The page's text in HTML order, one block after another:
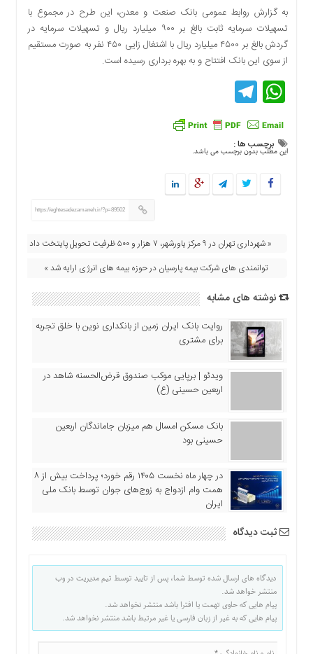
دسترسی
سریع
تماس
درباره
پلیس،امنیت
اجتماعی
اقتصادی
فرهنگ
چند
رسانه
یادداشت
به گزارش روابط عمومی بانک صنعت و معدن، این طرح در مجموع با
تسهیلات سرمایه ثابت بالغ بر ۹۰۰ میلیارد ریال و تسهیلات سرمایه در
گردش بالغ بر ۴۵۰۰ میلیارد ریال با اشتغال زایی ۴۵۰ نفر به صورت مستقیم
از سوی این بانک افتتاح و به بهره برداری رسیده است.
WhatsApp
Telegram
برچسب ها :
این مطلب بدون برچسب می باشد.
https://eghtesadezamaneh.ir/?p=89502
« شهرداری تهران در ۹ مرکز یاورشهر، ۷ هزار و ۵۰۰ ظرفیت تحویل پایتخت داد
توانمندی های شرکت بیمه پارسیان در حوزه بیمه های انرژی ارایه شد »
نوشته های مشابه
روایت بانک ایران زمین از بانکداری نوین با خلق تجربه
برای مشتری
ویدئو | برپایی موکب صندوق قرض‌الحسنه شاهد در
اربعین حسینی (ع)
بانک مسکن امسال هم میزبان جاماندگان اربعین
حسینی بود
در چهار ماه نخست ۱۴۰۵ رقم خورد؛ پرداخت بیش از ۸
همت وام ازدواج به زوج‌های جوان توسط بانک ملی
ایران
ثبت دیدگاه
دیدگاه های ارسال شده توسط شما، پس از تایید توسط تیم مدیریت در وب
منتشر خواهد شد.
پیام هایی که حاوی تهمت یا افترا باشد منتشر نخواهد شد.
پیام هایی که به غیر از زبان فارسی یا غیر مرتبط باشد منتشر نخواهد شد.